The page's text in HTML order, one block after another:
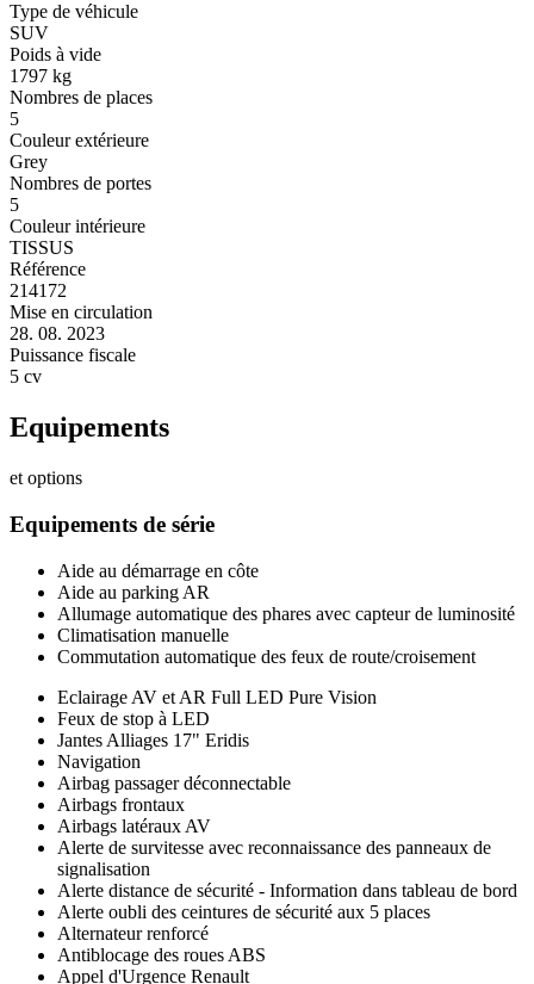
Type de véhicule
SUV
Poids à vide
1797 kg
Nombres de places
5
Couleur extérieure
Grey
Nombres de portes
5
Couleur intérieure
TISSUS
Référence
214172
Mise en circulation
28. 08. 2023
Puissance fiscale
5 cv
Equipements
et options
Equipements de série
Aide au démarrage en côte
Aide au parking AR
Allumage automatique des phares avec capteur de luminosité
Climatisation manuelle
Commutation automatique des feux de route/croisement
Eclairage AV et AR Full LED Pure Vision
Feux de stop à LED
Jantes Alliages 17" Eridis
Navigation
Airbag passager déconnectable
Airbags frontaux
Airbags latéraux AV
Alerte de survitesse avec reconnaissance des panneaux de
signalisation
Alerte distance de sécurité - Information dans tableau de bord
Alerte oubli des ceintures de sécurité aux 5 places
Alternateur renforcé
Antiblocage des roues ABS
Appel d'Urgence Renault